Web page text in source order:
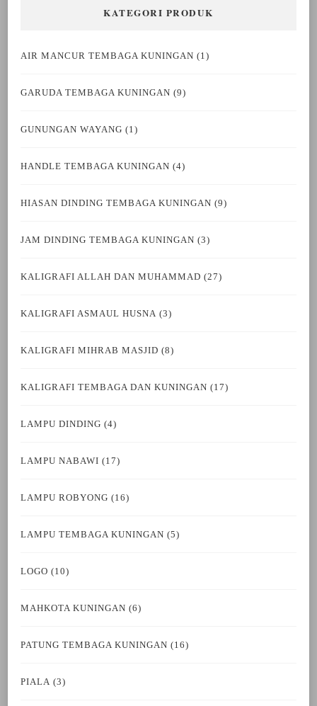
KATEGORI PRODUK
AIR MANCUR TEMBAGA KUNINGAN (1)
GARUDA TEMBAGA KUNINGAN (9)
GUNUNGAN WAYANG (1)
HANDLE TEMBAGA KUNINGAN (4)
HIASAN DINDING TEMBAGA KUNINGAN (9)
JAM DINDING TEMBAGA KUNINGAN (3)
KALIGRAFI ALLAH DAN MUHAMMAD (27)
KALIGRAFI ASMAUL HUSNA (3)
KALIGRAFI MIHRAB MASJID (8)
KALIGRAFI TEMBAGA DAN KUNINGAN (17)
LAMPU DINDING (4)
LAMPU NABAWI (17)
LAMPU ROBYONG (16)
LAMPU TEMBAGA KUNINGAN (5)
LOGO (10)
MAHKOTA KUNINGAN (6)
PATUNG TEMBAGA KUNINGAN (16)
PIALA (3)